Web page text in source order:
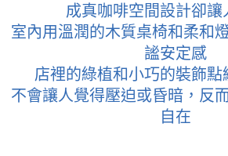
成真咖啡空間設計卻讓
室內用溫潤的木質桌椅和柔和
謐安定感
店裡的綠植和小巧的裝飾點
不會讓人覺得壓迫或昏暗，反
自在